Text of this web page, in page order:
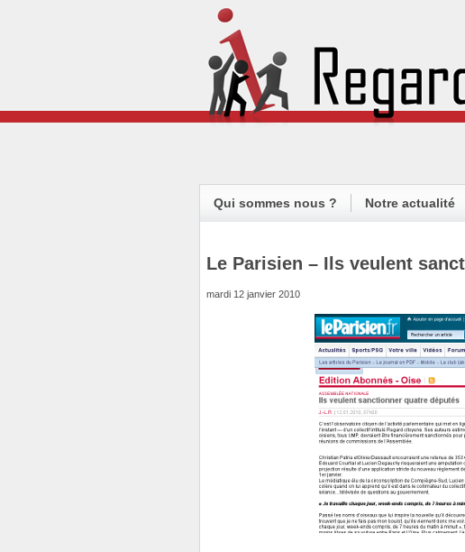
Qui sommes nous ? Notre actualité
Le Parisien – Ils veulent
mardi 12 janvier 2010